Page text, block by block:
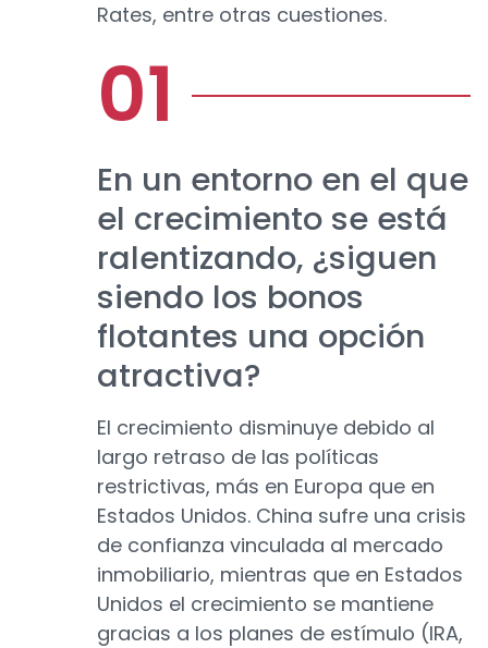
Rates, entre otras cuestiones.
En un entorno en el que
el crecimiento se está
ralentizando, ¿siguen
siendo los bonos
flotantes una opción
atractiva?
El crecimiento disminuye debido al
largo retraso de las políticas
restrictivas, más en Europa que en
Estados Unidos. China sufre una crisis
de confianza vinculada al mercado
inmobiliario, mientras que en Estados
Unidos el crecimiento se mantiene
gracias a los planes de estímulo (IRA,